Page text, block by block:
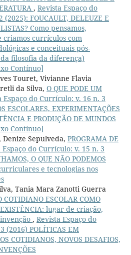
, Revista Espaço do
FOUCAULT, DELEUZE E
Como pensamos,
criamos currículos com
e conceituais pós-
filosofia da diferença)
Contínuo]
Touret, Vivianne Flavia
da Silva, O QUE PODE UM
Espaço do Currículo: v. 16 n. 3
ESCOLARES, EXPERIMENTAÇÕES
E PRODUÇÃO DE MUNDOS
Contínuo]
Sepulveda, PROGRAMA DE
Espaço do Currículo: v. 15 n. 3
O QUE NÃO PODEMOS
e tecnologias nos
Tania Mara Zanotti Guerra
COTIDIANO ESCOLAR COMO
lugar de criação,
, Revista Espaço do
(2016) POLÍTICAS EM
COTIDIANOS, NOVOS DESAFIOS,